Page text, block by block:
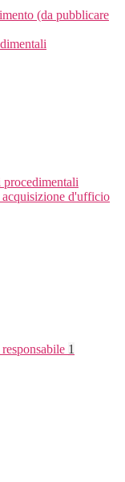
(da pubblicare
d'ufficio
1